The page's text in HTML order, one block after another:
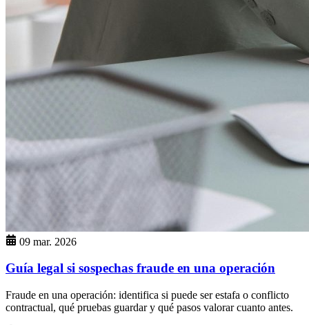
09 mar. 2026
Guía legal si sospechas fraude en una operación
Fraude en una operación: identifica si puede ser estafa o conflicto
contractual, qué pruebas guardar y qué pasos valorar cuanto antes.